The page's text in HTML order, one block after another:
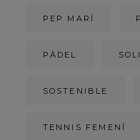
PEP MARÍ
PÀDEL
SOSTENIBLE
TENNIS FEMENÍ